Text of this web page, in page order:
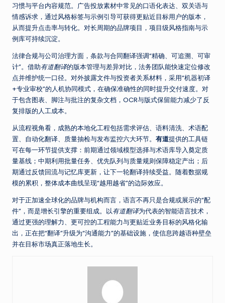
习惯与平台内容规范。广告投放素材中常见的口语化表达、双关语与
情感诉求，通过风格标签与示例引导可获得更贴近目标用户的版本，
从而提升点击率与转化。对长周期的品牌项目，项目级风格指南与示
例库可持续沉淀。
法律合规与公司治理方面，条款与合同翻译强调“精确、可追溯、可审
计”。借助有道翻译的版本管理与差异对比，法务团队能快速定位修改
点并维护统一口径。对外披露文件与投资者关系材料，采用“机器初译
+专业审校”的人机协同模式，在确保准确性的同时提升交付速度。对
于包含图表、脚注与批注的复杂文档，OCR与版式保留能力减少了反
复排版的人工成本。
从流程视角看，成熟的本地化工程包括需求评估、语料清洗、术语配
置、自动化翻译、质量抽检与发布监控六大环节。 有道提供的工具链
可在每一环节提供支撑：前期通过领域模型选择与术语库导入奠定质
量基线；中期利用批量任务、优先队列与质量规则保障稳定产出；后
期通过反馈回流与记忆库更新，让下一轮翻译持续受益。随着数据规
模的累积，整体成本曲线呈现“越用越省”的边际效应。
对于正加速全球化的品牌与机构而言，语言不再只是合规或展示的“配
件”，而是增长引擎的重要组成。以有道翻译为代表的智能语言技术，
通过更强的理解力、更可控的工程能力与更贴近业务目标的风格化输
出，正在把“翻译”升级为“沟通能力”的基础设施，使信息跨越语种壁垒
并在目标市场真正落地生长。